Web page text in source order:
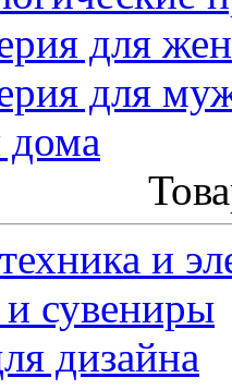
для
для
дома
и
сувениры
дизайна